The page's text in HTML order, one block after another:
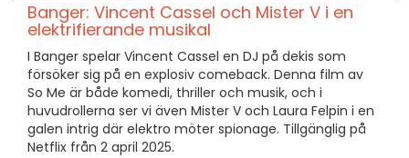
Banger: Vincent Cassel och Mister V i en
elektrifierande musikal
I Banger spelar Vincent Cassel en DJ på dekis som
försöker sig på en explosiv comeback. Denna film av
So Me är både komedi, thriller och musik, och i
huvudrollerna ser vi även Mister V och Laura Felpin i en
galen intrig där elektro möter spionage. Tillgänglig på
Netflix från 2 april 2025.